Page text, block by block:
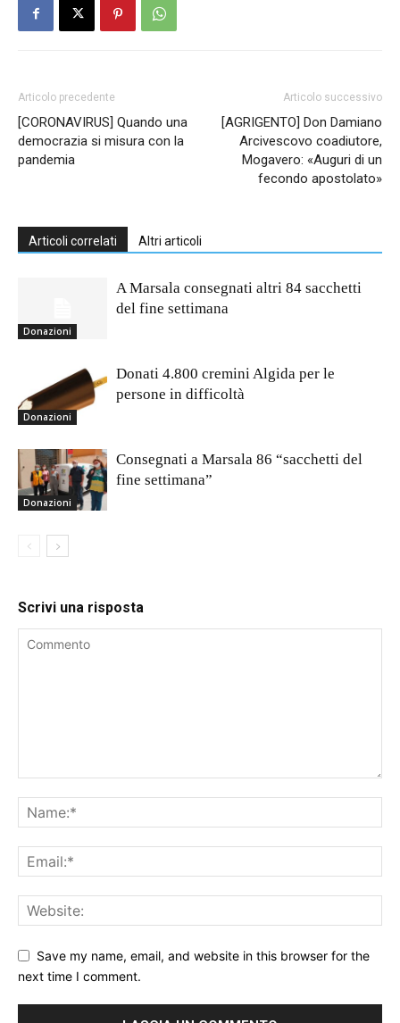
Articolo precedente
[CORONAVIRUS] Quando una
democrazia si misura con la
pandemia
Articolo successivo
[AGRIGENTO] Don Damiano
Arcivescovo coadiutore,
Mogavero: «Auguri di un
fecondo apostolato»
Articoli correlati Altri articoli
Donazioni
A Marsala consegnati altri 84 sacchetti
del fine settimana
Donazioni
Donati 4.800 cremini Algida per le
persone in difficoltà
Donazioni
Consegnati a Marsala 86 “sacchetti del
fine settimana”
Scrivi una risposta
Save my name, email, and website in this browser for the
next time I comment.